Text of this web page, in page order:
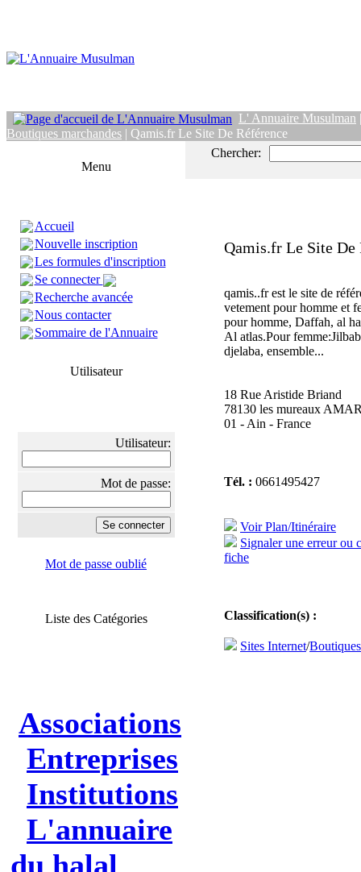
L' Annuaire Musulman
Boutiques marchandes | Qamis.fr Le Site De Référence
Menu
Accueil
Nouvelle inscription
Les formules d'inscription
Se connecter
Recherche avancée
Nous contacter
Sommaire de l'Annuaire
Utilisateur
Utilisateur:
Mot de passe:
Mot de passe oublié
Liste des Catégories
Associations
Entreprises
Institutions
L'annuaire
du halal
Chercher:
Qamis.fr Le Site De
qamis..fr est le site de
vetement pour homme et
pour homme, Daffah, al
Al atlas.Pour
djelaba, ensemble...
18 Rue Aristide Briand
78130 les mureaux
01 - Ain - France
Tél. : 0661495427
Voir Plan/Itinéraire
Signaler une erreur ou
fiche
Classification(s) :
Sites Internet/